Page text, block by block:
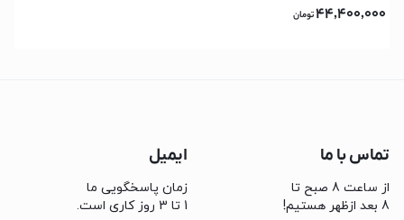
44,400,000تومان
تماس با ما
از ساعت 8 صبح تا
8 بعد ازظهر هستیم!
ایمیل
زمان پاسخگویی ما
1 تا 3 روز کاری است.